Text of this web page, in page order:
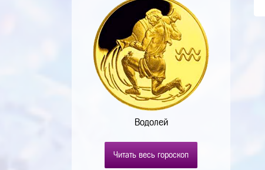
Водолей
Читать весь гороскоп